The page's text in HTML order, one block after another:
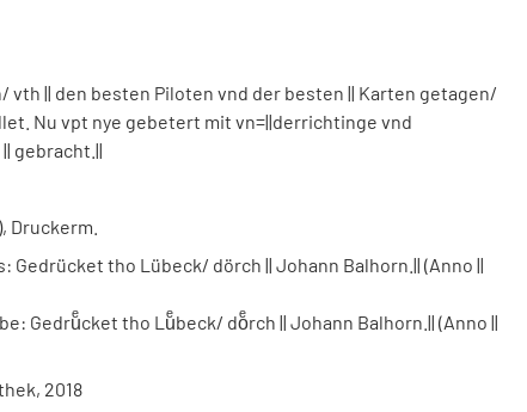
vth || den besten Piloten vnd der besten || Karten getagen/
Nu vpt nye gebetert mit vn=||derrichtinge vnd
gebracht.||
Druckerm.
tho Lübeck/ dörch || Johann Balhorn.|| (Anno ||
Gedruͤcket tho Luͤbeck/ doͤrch || Johann Balhorn.|| (Anno ||
2018